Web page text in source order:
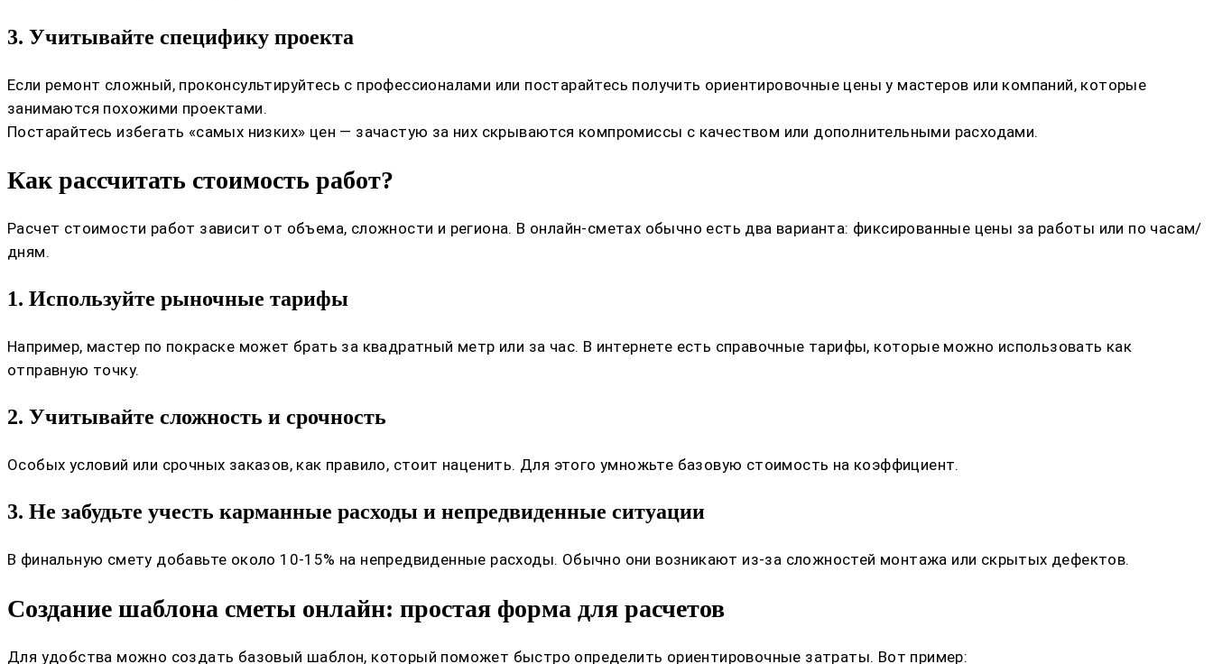
3. Учитывайте специфику проекта
Если ремонт сложный, проконсультируйтесь с профессионалами или постарайтесь получить ориентировочные цены у мастеров или компаний, которые
занимаются похожими проектами.
Постарайтесь избегать «самых низких» цен — зачастую за них скрываются компромиссы с качеством или дополнительными расходами.
Как рассчитать стоимость работ?
Расчет стоимости работ зависит от объема, сложности и региона. В онлайн-сметах обычно есть два варианта: фиксированные цены за работы или по часам/
дням.
1. Используйте рыночные тарифы
Например, мастер по покраске может брать за квадратный метр или за час. В интернете есть справочные тарифы, которые можно использовать как
отправную точку.
2. Учитывайте сложность и срочность
Особых условий или срочных заказов, как правило, стоит наценить. Для этого умножьте базовую стоимость на коэффициент.
3. Не забудьте учесть карманные расходы и непредвиденные ситуации
В финальную смету добавьте около 10-15% на непредвиденные расходы. Обычно они возникают из-за сложностей монтажа или скрытых дефектов.
Создание шаблона сметы онлайн: простая форма для расчетов
Для удобства можно создать базовый шаблон, который поможет быстро определить ориентировочные затраты. Вот пример: